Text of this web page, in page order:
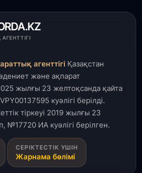
кездесуде кәсіпкерлер мен
партиясына өз ұсыныстарын
Азия елдеріне
жоспарын әзірлеуді
Түркістанда 30,2 млрд теңгеге
агенттігі Қазақстан
және ақпарат
жылғы 23 желтоқсанда қайта
куәлігі берілді.
тіркеуі 2019 жылғы 23
№17720 ИА куәлігі берілген.
СЕРІКТЕСТІК ҮШІН
Жарнама бөлімі